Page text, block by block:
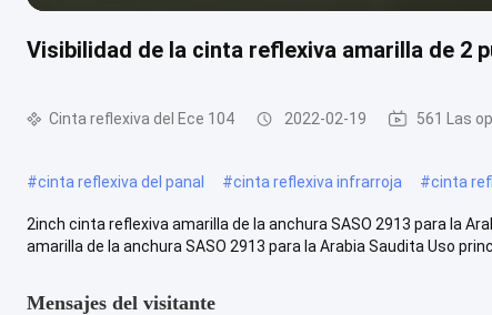
Visibilidad de la cinta reflexiva amarilla de 2
Cinta reflexiva del Ece 104 2022-02-19 561 Las
#cinta reflexiva del panal #cinta reflexiva infrarroja #cinta
2inch cinta reflexiva amarilla de la anchura SASO 2913 para la
amarilla de la anchura SASO 2913 para la Arabia Saudita Uso
Mensajes del visitante